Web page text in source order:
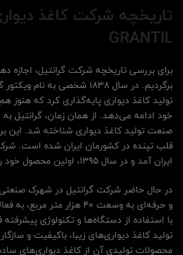
تاریخچه شرکت کاغذ
GRANTIL
برای بررسی تاریخچه شرکت گرانتیل، اجازه
برگردیم. در سال 1838 شخصی به
تولید کاغذ دیواری پایه‌گذاری کرد که هنوز
خود ادامه می‌دهد. از همان زمان، گرانتیل
صنعت تولید کاغذ دیواری شناخته شد. این
ایران آمد و در سال 1395، اولین محصول خود را در ایران تولید نمود.
در حال حاضر شرکت گرانتیل در شهرک
و حرفه‌ای به وسعت 40 هزار
با استفاده از دستگاه‌ها و تکنولوژی پیشرفته
تولید کاغذ دیواری‌های زیبا، باکیفیت و
محصولات تولیدی آن از کاغذ دیواری‌های